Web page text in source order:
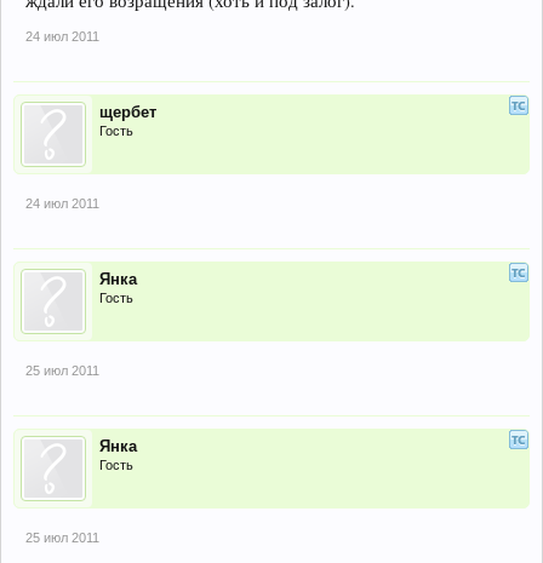
24 июл 2011
щербет
Гость
24 июл 2011
Янка
Гость
25 июл 2011
Янка
Гость
25 июл 2011